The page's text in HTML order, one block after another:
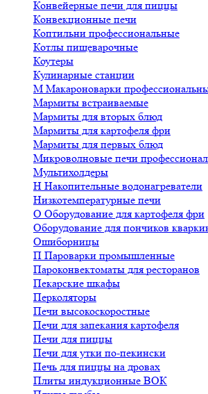
Конвейерные печи для пиццы
Конвекционные печи
Коптильни профессиональные
Котлы пищеварочные
Коутеры
Кулинарные станции
М Макароноварки
Мармиты встраиваемые
Мармиты для вторых блюд
Мармиты для картофеля фри
Мармиты для первых блюд
Микроволновые печи
Мультихолдеры
Н Накопительные водонагреватели
Низкотемпературные печи
О Оборудование для картофеля фри
Оборудование для пончиков
Ошиборницы
П Пароварки промышленные
Пароконвектоматы для ресторанов
Пекарские шкафы
Перколяторы
Печи высокоскоростные
Печи для запекания картофеля
Печи для пиццы
Печи для утки по-пекински
Печь для пиццы на дровах
Плиты индукционные ВОК